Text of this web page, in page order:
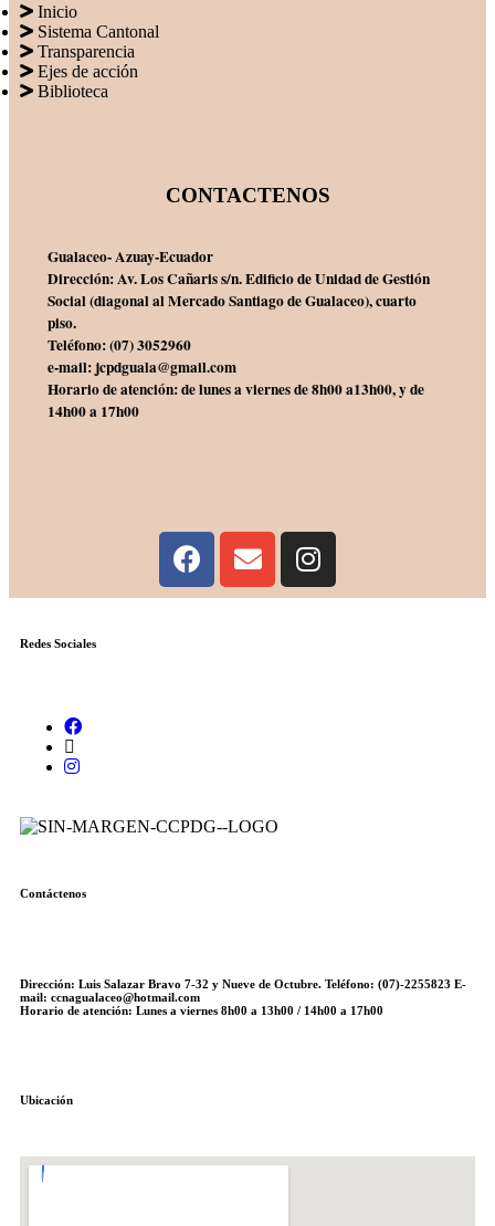
Inicio
Sistema Cantonal
Transparencia
Ejes de acción
Biblioteca
CONTACTENOS
Gualaceo- Azuay-Ecuador
Dirección: Av. Los Cañaris s/n. Edificio de Unidad de Gestión
Social (diagonal al Mercado Santiago de Gualaceo), cuarto
piso.
Teléfono: (07) 3052960
e-mail: jcpdguala@gmail.com
Horario de atención: de lunes a viernes de 8h00 a13h00, y de
14h00 a 17h00
Redes Sociales
Contáctenos
Dirección: Luis Salazar Bravo 7-32 y Nueve de Octubre. Teléfono: (07)-2255823 E-
mail: ccnagualaceo@hotmail.com
Horario de atención: Lunes a viernes 8h00 a 13h00 / 14h00 a 17h00
Ubicación